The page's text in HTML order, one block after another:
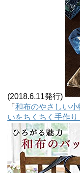
(2018.6.11発行)
「 和布のやさしい
いをちくちく手作り